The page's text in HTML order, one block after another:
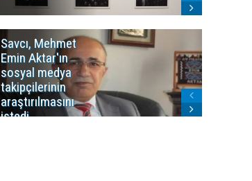
Savcı, Mehmet
Emin Aktar'ın
sosyal medya
takipçilerinin
araştırılmasını
istedi